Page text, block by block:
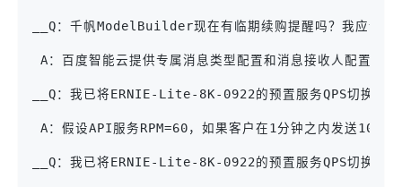
__Q：千帆ModelBuilder现在有临期续购提醒吗？我应该如
A：百度智能云提供专属消息类型配置和消息接收人配置，
__Q：我已将ERNIE-Lite-8K-0922的预置服务QPS切换为
A：假设API服务RPM=60，如果客户在1分钟之内发送100
__Q：我已将ERNIE-Lite-8K-0922的预置服务QPS切换为